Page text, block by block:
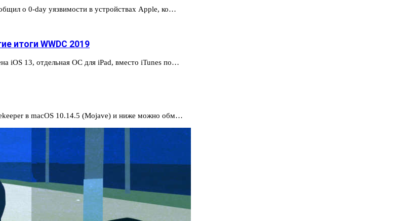
о 0-day уязвимости в устройствах Apple, ко…
итоги WWDC 2019
iOS 13, отдельная ОС для iPad, вместо iTunes по…
в macOS 10.14.5 (Mojave) и ниже можно обм…